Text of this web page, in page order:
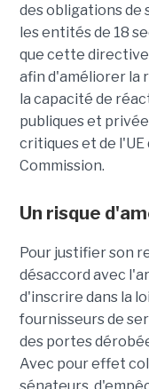
des obligations de
les entités de 18
que cette
afin d'améliorer la
la capacité de
publiques et
critiques et de l'UE
Commission.
Un risque
Pour justifier son
désaccord avec
d'inscrire dans la
fournisseurs de
des portes
Avec pour effet